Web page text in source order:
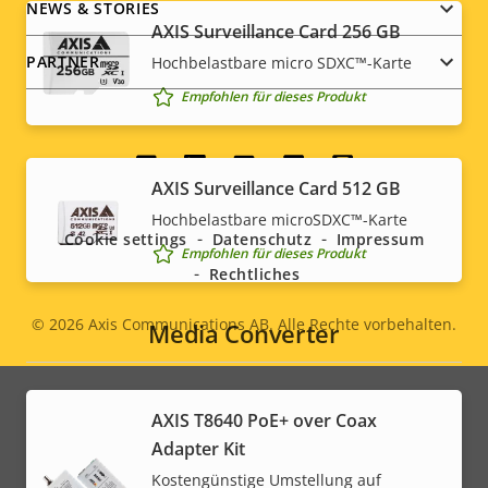
AXIS Surveillance Card 256 GB
Hochbelastbare micro SDXC™-Karte
Empfohlen für dieses Produkt
AXIS Surveillance Card 512 GB
Hochbelastbare microSDXC™-Karte
Empfohlen für dieses Produkt
Media Converter
AXIS T8640 PoE+ over Coax
Adapter Kit
Kostengünstige Umstellung auf
NEWS & STORIES
PARTNER
Social
menu
Legal
menu
© 2026 Axis Communications AB. Alle Rechte vorbehalten.
Cookie settings Datenschutz
Impressum
Rechtliches